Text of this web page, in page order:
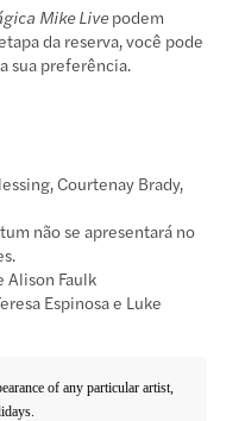
Mike Livepodem
da reserva, você pode
sua preferência.
Courtenay Brady,
não se apresentará no
Alison Faulk
Espinosa e Luke
of any particular artist,